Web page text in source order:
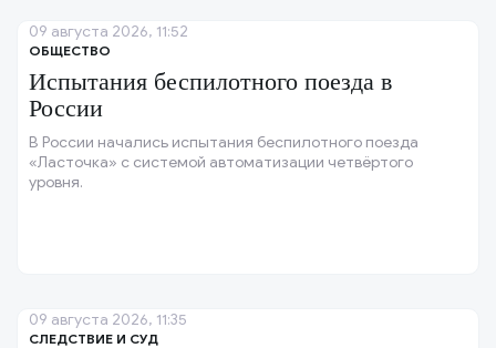
ОБЩЕСТВО
Испытания беспилотного поезда в
России
В России начались испытания беспилотного поезда
«Ласточка» с системой автоматизации четвёртого
уровня.
09 августа 2026, 11:52
СЛЕДСТВИЕ И СУД
09 августа 2026, 11:35